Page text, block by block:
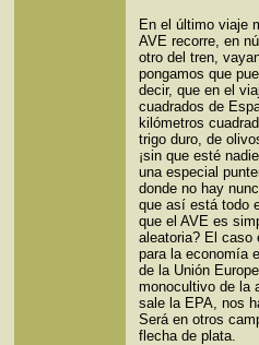
En el último viaje
AVE recorre, en
otro del tren,
pongamos que
decir, que en el
cuadrados de
kilómetros
trigo duro, de
¡sin que esté
una especial
donde no hay
que así está todo
que el AVE es
aleatoria? El caso
para la economía
de la Unión
monocultivo de la
sale la EPA, nos
Será en otros
flecha de plata.